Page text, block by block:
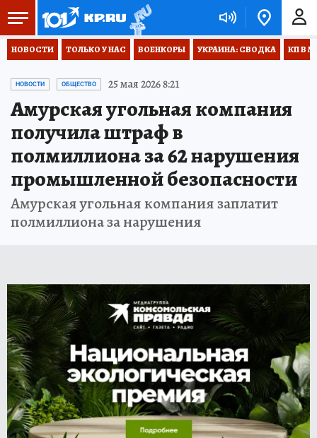
НОВОСТИ ТОЛЬКО У НАС ВОЕНКОРЫ УКРАИНА: СВОДКА КП В
НОВОСТИ ОБЩЕСТВО 25 мая 2026 8:21
Амурская угольная компания
получила штраф в
полмиллиона за 62 нарушения
промышленной безопасности
Амурская угольная компания заплатит
полмиллиона за нарушения